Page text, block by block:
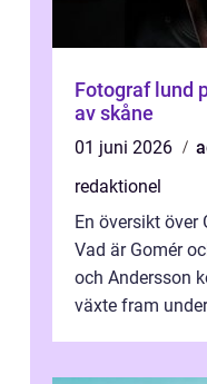
Fotograf lund profesjonell foto i hjertet
av skåne
01 juni 2026
redaktionel
En översikt över
Vad är Gomér
och Andersson
växte fram